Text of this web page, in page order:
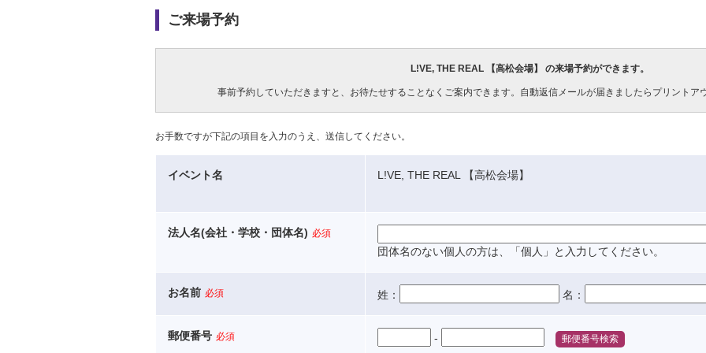
ご来場予約
L!VE, THE REAL 【高松会場】 の来場予約ができます。
事前予約していただきますと、お待たせすることなくご案内できます。自動返信メールが届きましたらプリントア
お手数ですが下記の項目を入力のうえ、送信してください。
イベント名 L!VE, THE REAL 【高松会場】
法人名(会社・学校・団体名) 必須
団体名のない個人の方は、「個人」と入力してください。
お名前 必須 姓： 名：
郵便番号 必須 -